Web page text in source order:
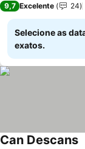
9,7 Excelente 24
Selecione as
exatos.
Can Descans